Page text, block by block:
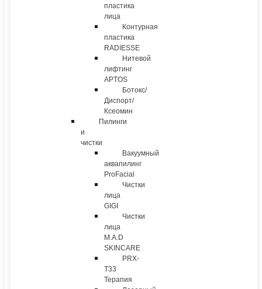
пластика
лица
Контурная
пластика
RADIESSE
Нитевой
лифтинг
APTOS
Ботокс/
Диспорт/
Ксеомин
Пилинги
и
чистки
Вакуумный
аквапилинг
ProFacial
Чистки
лица
GIGI
Чистки
лица
M.A.D
SKINCARE
PRX-
T33
Терапия